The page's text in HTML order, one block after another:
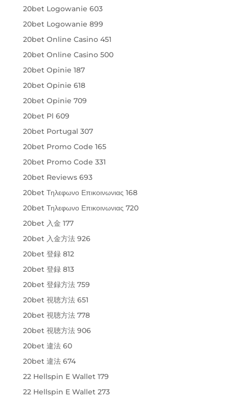
20bet Logowanie 603
20bet Logowanie 899
20bet Online Casino 451
20bet Online Casino 500
20bet Opinie 187
20bet Opinie 618
20bet Opinie 709
20bet Pl 609
20bet Portugal 307
20bet Promo Code 165
20bet Promo Code 331
20bet Reviews 693
20bet Τηλεφωνο Επικοινωνιας 168
20bet Τηλεφωνο Επικοινωνιας 720
20bet 入金 177
20bet 入金方法 926
20bet 登録 812
20bet 登録 813
20bet 登録方法 759
20bet 視聴方法 651
20bet 視聴方法 778
20bet 視聴方法 906
20bet 違法 60
20bet 違法 674
22 Hellspin E Wallet 179
22 Hellspin E Wallet 273